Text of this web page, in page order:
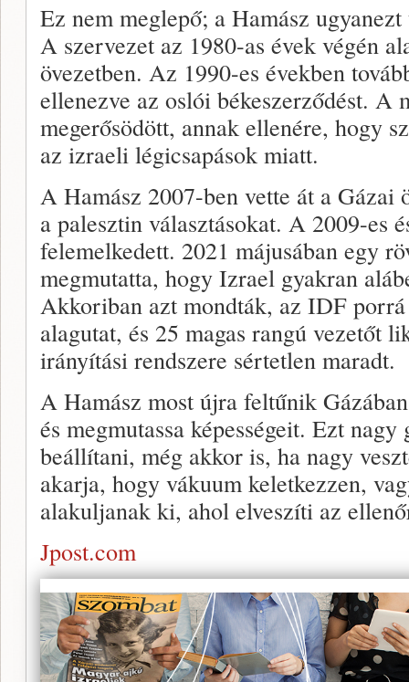
Ez nem meglepő; a Hamász
A szervezet az 1980-as évek végén
övezetben. Az 1990-es években
ellenezve az oslói békeszerződést. A
megerősödött, annak ellenére, hogy
az izraeli légicsapások miatt.
A Hamász 2007-ben vette át a Gázai
a palesztin választásokat. A 2009-es
felemelkedett. 2021 májusában egy
megmutatta, hogy Izrael gyakran
Akkoriban azt mondták, az IDF
alagutat, és 25 magas rangú vezetőt
irányítási rendszere sértetlen maradt.
A Hamász most újra feltűnik
és megmutassa képességeit. Ezt
beállítani, még akkor is, ha nagy
akarja, hogy vákuum keletkezzen,
alakuljanak ki, ahol elveszíti az
Jpost.com